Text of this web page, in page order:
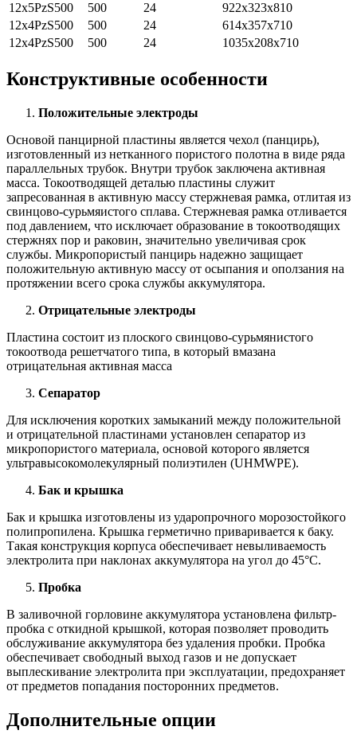
12x5PzS500
500 24
922x323x810
12x4PzS500
500 24
614x357x710
12x4PzS500
500 24 1035x208x710
Конструктивные особенности
Положительные электроды
Основой панцирной пластины является чехол (панцирь),
изготовленный из нетканного пористого полотна в виде ряда
параллельных трубок. Внутри трубок заключена активная
масса. Токоотводящей деталью пластины служит
запресованная в активную массу стержневая рамка, отлитая из
свинцово-сурьмяистого сплава. Стержневая рамка отливается
под давлением, что исключает образование в токоотводящих
стержнях пор и раковин, значительно увеличивая срок
службы. Микропористый панцирь надежно защищает
положительную активную массу от осыпания и оползания на
протяжении всего срока службы аккумулятора.
Отрицательные электроды
Пластина состоит из плоского свинцово-сурьмянистого
токоотвода решетчатого типа, в который вмазана
отрицательная активная масса
Сепаратор
Для исключения коротких замыканий между положительной
и отрицательной пластинами установлен сепаратор из
микропористого материала, основой которого является
ультравысокомолекулярный полиэтилен (UHMWPE).
Бак и крышка
Бак и крышка изготовлены из ударопрочного морозостойкого
полипропилена. Крышка герметично приваривается к баку.
Такая конструкция корпуса обеспечивает невыливаемость
электролита при наклонах аккумулятора на угол до 45°С.
Пробка
В заливочной горловине аккумулятора установлена фильтр-
пробка с откидной крышкой, которая позволяет проводить
обслуживание аккумулятора без удаления пробки. Пробка
обеспечивает свободный выход газов и не допускает
выплескивание электролита при эксплуатации, предохраняет
от предметов попадания посторонних предметов.
Дополнительные опции